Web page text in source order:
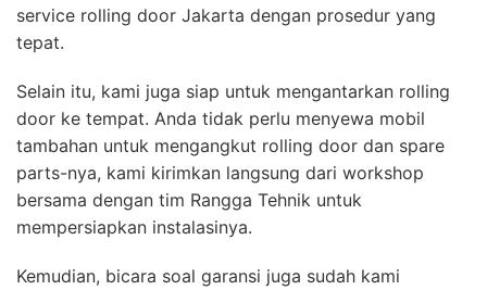
service rolling door Jakarta dengan prosedur yang
tepat.
Selain itu, kami juga siap untuk mengantarkan rolling
door ke tempat. Anda tidak perlu menyewa mobil
tambahan untuk mengangkut rolling door dan spare
parts-nya, kami kirimkan langsung dari workshop
bersama dengan tim Rangga Tehnik untuk
mempersiapkan instalasinya.
Kemudian, bicara soal garansi juga sudah kami